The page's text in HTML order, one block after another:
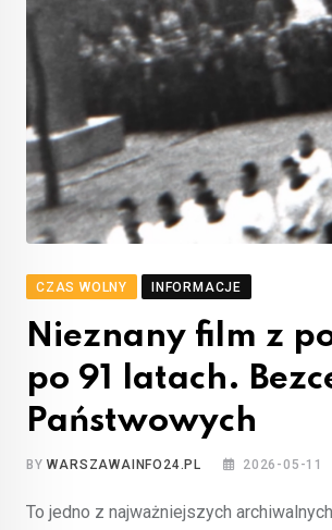
CZAS WOLNY INFORMACJE
Nieznany film z
po 91 latach.
Państwowych
BYWARSZAWAINFO24.PL 2026-05-11
To jedno z najważniejszych